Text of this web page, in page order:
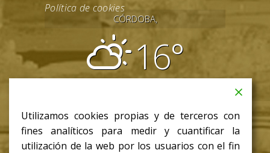
Política de cookies
CÓRDOBA,
16°
jue
Utilizamos cookies propias y de terceros con
fines analíticos para medir y cuantificar la
utilización de la web por los usuarios con el fin